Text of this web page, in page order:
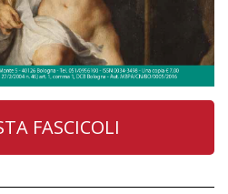
FASCICOLI